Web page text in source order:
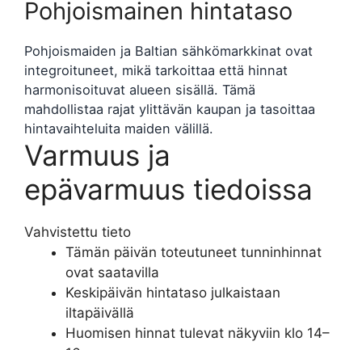
Pohjoismainen hintataso
Pohjoismaiden ja Baltian sähkömarkkinat ovat
integroituneet, mikä tarkoittaa että hinnat
harmonisoituvat alueen sisällä. Tämä
mahdollistaa rajat ylittävän kaupan ja tasoittaa
hintavaihteluita maiden välillä.
Varmuus ja
epävarmuus tiedoissa
Vahvistettu tieto
Tämän päivän toteutuneet tunninhinnat
ovat saatavilla
Keskipäivän hintataso julkaistaan
iltapäivällä
Huomisen hinnat tulevat näkyviin klo 14–